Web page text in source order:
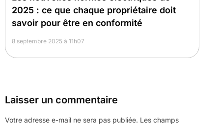
2025 : ce que chaque propriétaire doit
savoir pour être en conformité
8 septembre 2025 à 11h07
Laisser un commentaire
Votre adresse e-mail ne sera pas publiée. Les champs